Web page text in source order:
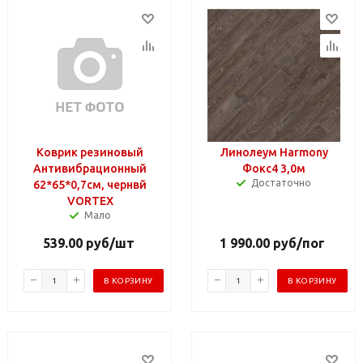
Коврик резиновый
Антивибрационный
62*65*0,7см, чернвй
VORTEX
Мало
539.00руб/шт
В КОРЗИНУ
Линолеум Harmony
Фокс4 3,0м
Достаточно
1 990.00 руб/пог
В КОРЗИНУ